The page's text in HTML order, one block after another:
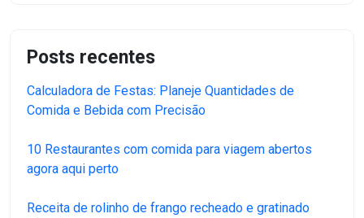
Posts recentes
Calculadora de Festas: Planeje Quantidades de
Comida e Bebida com Precisão
10 Restaurantes com comida para viagem abertos
agora aqui perto
Receita de rolinho de frango recheado e gratinado